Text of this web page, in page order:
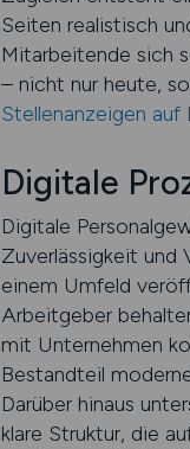
Seiten realistisch
Mitarbeitende sich
– nicht nur heute,
Stellenanzeigen
Digitale
Digitale
Zuverlässigkeit und
einem Umfeld
Arbeitgeber
mit Unternehmen
Bestandteil
Darüber hinaus
klare Struktur, die